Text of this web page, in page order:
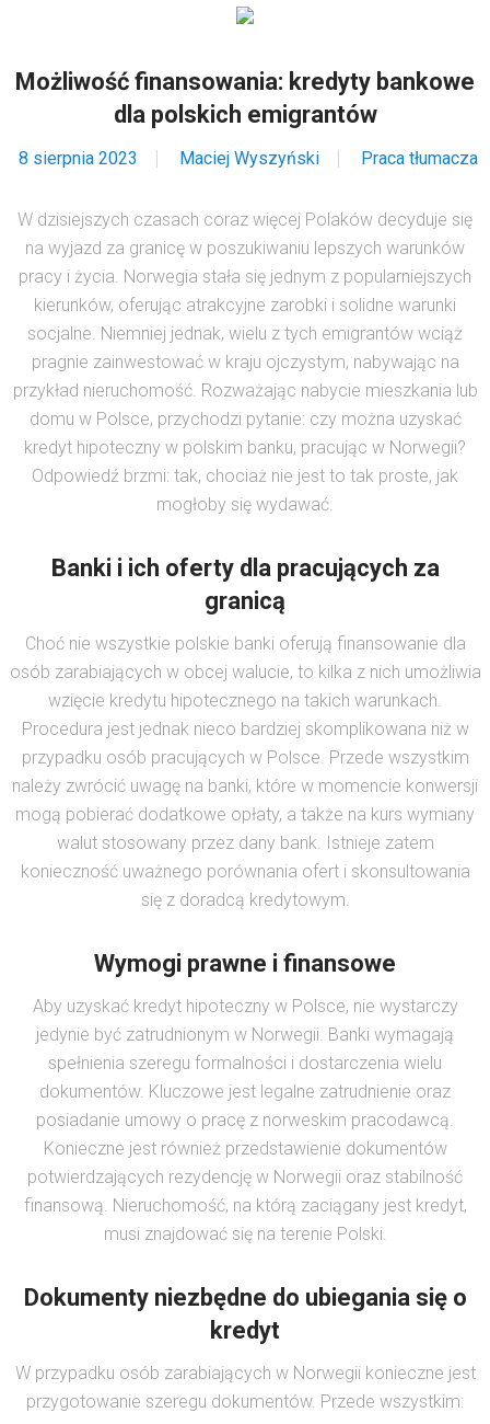
Możliwość finansowania: kredyty bankowe
dla polskich emigrantów
8 sierpnia 2023 Maciej Wyszyński Praca tłumacza
W dzisiejszych czasach coraz więcej Polaków decyduje się
na wyjazd za granicę w poszukiwaniu lepszych warunków
pracy i życia. Norwegia stała się jednym z popularniejszych
kierunków, oferując atrakcyjne zarobki i solidne warunki
socjalne. Niemniej jednak, wielu z tych emigrantów wciąż
pragnie zainwestować w kraju ojczystym, nabywając na
przykład nieruchomość. Rozważając nabycie mieszkania lub
domu w Polsce, przychodzi pytanie: czy można uzyskać
kredyt hipoteczny w polskim banku, pracując w Norwegii?
Odpowiedź brzmi: tak, chociaż nie jest to tak proste, jak
mogłoby się wydawać.
Banki i ich oferty dla pracujących za
granicą
Choć nie wszystkie polskie banki oferują finansowanie dla
osób zarabiających w obcej walucie, to kilka z nich umożliwia
wzięcie kredytu hipotecznego na takich warunkach.
Procedura jest jednak nieco bardziej skomplikowana niż w
przypadku osób pracujących w Polsce. Przede wszystkim
należy zwrócić uwagę na banki, które w momencie konwersji
mogą pobierać dodatkowe opłaty, a także na kurs wymiany
walut stosowany przez dany bank. Istnieje zatem
konieczność uważnego porównania ofert i skonsultowania
się z doradcą kredytowym.
Wymogi prawne i finansowe
Aby uzyskać kredyt hipoteczny w Polsce, nie wystarczy
jedynie być zatrudnionym w Norwegii. Banki wymagają
spełnienia szeregu formalności i dostarczenia wielu
dokumentów. Kluczowe jest legalne zatrudnienie oraz
posiadanie umowy o pracę z norweskim pracodawcą.
Konieczne jest również przedstawienie dokumentów
potwierdzających rezydencję w Norwegii oraz stabilność
finansową. Nieruchomość, na którą zaciągany jest kredyt,
musi znajdować się na terenie Polski.
Dokumenty niezbędne do ubiegania się o
kredyt
W przypadku osób zarabiających w Norwegii konieczne jest
przygotowanie szeregu dokumentów. Przede wszystkim: